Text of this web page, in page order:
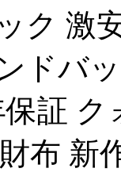
ク 激
ドバ
証
布 新